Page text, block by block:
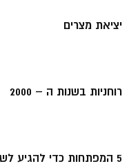
יציאת מצרים
רוחניות בשנות ה – 2000
5 המפתחות כדי להגיע לשלמות